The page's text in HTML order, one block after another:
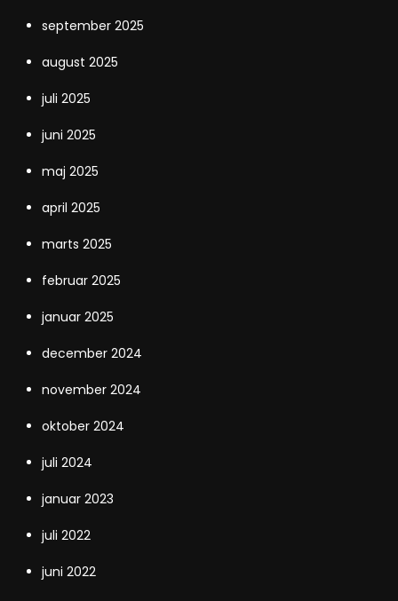
september 2025
august 2025
juli 2025
juni 2025
maj 2025
april 2025
marts 2025
februar 2025
januar 2025
december 2024
november 2024
oktober 2024
juli 2024
januar 2023
juli 2022
juni 2022